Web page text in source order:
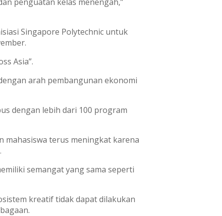
Singapore Polytechnic untuk
Asia”.
arah pembangunan ekonomi
dengan lebih dari 100 program
mahasiswa terus meningkat karena
semangat yang sama seperti
kreatif tidak dapat dilakukan